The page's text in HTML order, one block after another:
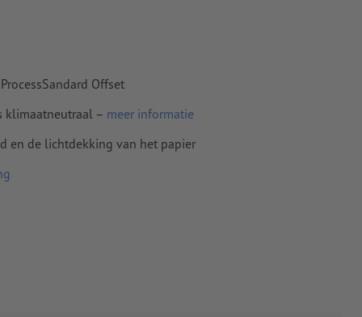
Offset
klimaatneutraal – meer informatie
en de lichtdekking van het papier